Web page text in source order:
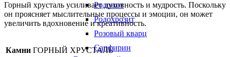
Родонит
Родохрозит
Розовый кварц
Сапфирин
Горный хрусталь усиливает духовность и мудрость. Поскольку
он проясняет мыслительные процессы и эмоции, он может
увеличить вдохновение и креативность.
Камни ГОРНЫЙ ХРУСТАЛЬ